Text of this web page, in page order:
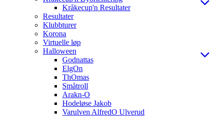
Kråkecup'n Resultater
Resultater
Klubbturer
Korona
Virtuelle løp
Halloween
Godnattas
ElgOn
ThOmas
Småtroll
Arakn-O
Hodeløse Jakob
Varulven AlfredO Ulverud